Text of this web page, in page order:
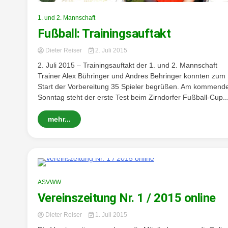
1. und 2. Mannschaft
Fußball: Trainingsauftakt
Dieter Reiser 2. Juli 2015
2. Juli 2015 – Trainingsauftakt der 1. und 2. Mannschaft
Trainer Alex Bühringer und Andres Behringer konnten zum
Start der Vorbereitung 35 Spieler begrüßen. Am
Sonntag steht der erste Test beim Zirndorfer Fußball-
mehr...
ASVWW
Vereinszeitung Nr. 1 / 2015 online
Dieter Reiser 1. Juli 2015